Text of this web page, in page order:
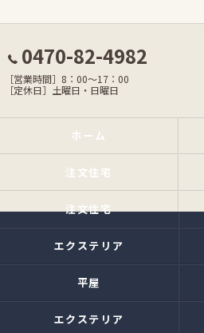
0470-82-4982
［営業時間］8：00〜17：00
［定休日］土曜日・日曜日
ホーム
注文住宅
注文住宅
エクステリア
平屋
エクステリア